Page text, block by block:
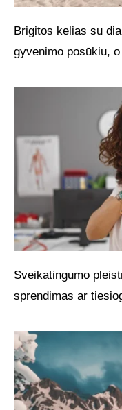
Brigitos kelias su
gyvenimo posūkiu,
Sveikatingumo
sprendimas ar